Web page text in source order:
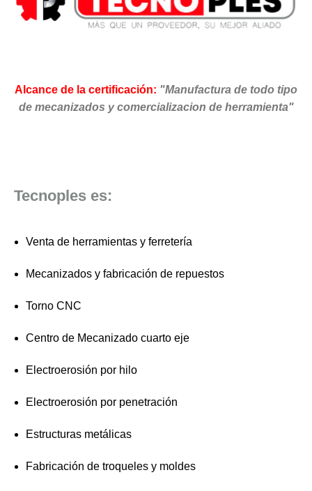
Alcance de la certificación: "Manufactura de todo tipo
de mecanizados y comercializacion de herramienta"
Tecnoples es:
Venta de herramientas y ferretería
Mecanizados y fabricación de repuestos
Torno CNC
Centro de Mecanizado cuarto eje
Electroerosión por hilo
Electroerosión por penetración
Estructuras metálicas
Fabricación de troqueles y moldes